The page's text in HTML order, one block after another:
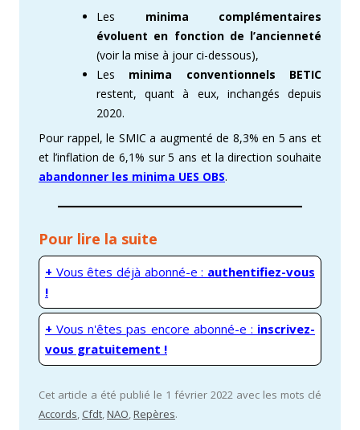
Les minima complémentaires
évoluent en fonction de l’ancienneté
(voir la mise à jour ci-dessous),
Les minima conventionnels BETIC
restent, quant à eux, inchangés depuis
2020.
Pour rappel, le SMIC a augmenté de 8,3% en 5 ans et
et l’inflation de 6,1% sur 5 ans et la direction souhaite
abandonner les minima UES OBS.
Pour lire la suite
+ Vous êtes déjà abonné-e : authentifiez-vous
!
+ Vous n'êtes pas encore abonné-e : inscrivez-
vous gratuitement !
Cet article a été publié le 1 février 2022 avec les mots clé
Accords, Cfdt,NAO,Repères.